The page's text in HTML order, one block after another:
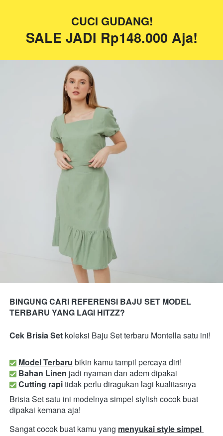
CUCI GUDANG!
SALE JADI Rp148.000 Aja!
BINGUNG CARI REFERENSI BAJU SET MODEL
TERBARU YANG LAGI HITZZ?
Cek Brisia Set koleksi Baju Set terbaru Montella satu ini!
Model Terbaru bikin kamu tampil percaya diri!
Bahan Linen jadi nyaman dan adem dipakai
Cutting rapi tidak perlu diragukan lagi kualitasnya
Brisia Set satu ini modelnya simpel stylish cocok buat
dipakai kemana aja!
Sangat cocok buat kamu yang menyukai style simpel